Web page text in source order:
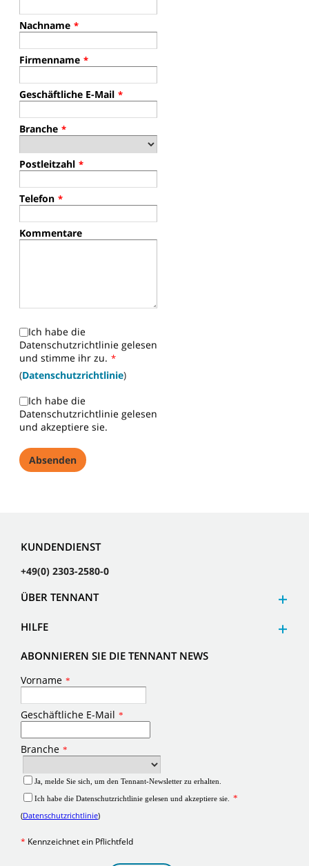
Nachname *
Firmenname *
Geschäftliche E-Mail *
Branche *
Postleitzahl *
Telefon *
Kommentare
Ich habe die
Datenschutzrichtlinie gelesen
und stimme ihr zu. *
(Datenschutzrichtlinie)
Ich habe die
Datenschutzrichtlinie gelesen
und akzeptiere sie.
KUNDENDIENST
+49(0) 2303-2580-0
ÜBER TENNANT
HILFE
ABONNIEREN SIE DIE TENNANT NEWS